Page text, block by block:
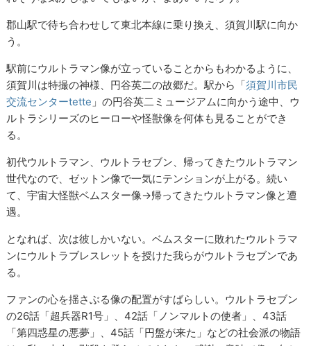
郡山駅で待ち合わせして東北本線に乗り換え、須賀川駅に向か
う。
駅前にウルトラマン像が立っていることからもわかるように、
須賀川は特撮の神様、円谷英二の故郷だ。駅から「須賀川市民
交流センターtette 」の円谷英二ミュージアムに向かう途中、ウ
ルトラシリーズのヒーローや怪獣像を何体も見ることができ
る。
初代ウルトラマン、ウルトラセブン、帰ってきたウルトラマン
世代なので、ゼットン像で一気にテンションが上がる。続い
て、宇宙大怪獣ベムスター像→帰ってきたウルトラマン像と遭
遇。
となれば、次は彼しかいない。ベムスターに敗れたウルトラマ
ンにウルトラブレスレットを授けた我らがウルトラセブンであ
る。
ファンの心を揺さぶる像の配置がすばらしい。ウルトラセブン
の26話「超兵器R1号」、42話「ノンマルトの使者」、43話
「第四惑星の悪夢」、45話「円盤が来た」などの社会派の物語